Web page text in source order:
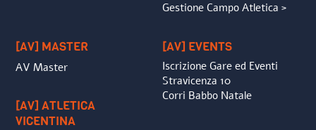
Gestione Campo Atletica >
[AV] MASTER
AV Master
[AV] ATLETICA
VICENTINA
[AV] EVENTS
Iscrizione Gare ed Eventi
Stravicenza 10
Corri Babbo Natale